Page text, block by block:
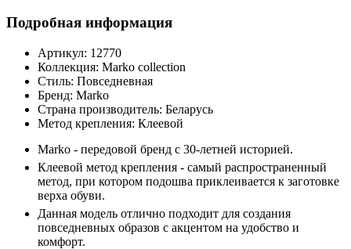
Подробная информация
Артикул: 12770
Коллекция: Marko collection
Стиль: Повседневная
Бренд: Marko
Страна производитель: Беларусь
Метод крепления: Клеевой
Marko - передовой бренд с 30-летней историей.
Клеевой метод крепления - самый распространенный
метод, при котором подошва приклеивается к заготовке
верха обуви.
Данная модель отлично подходит для создания
повседневных образов с акцентом на удобство и
комфорт.